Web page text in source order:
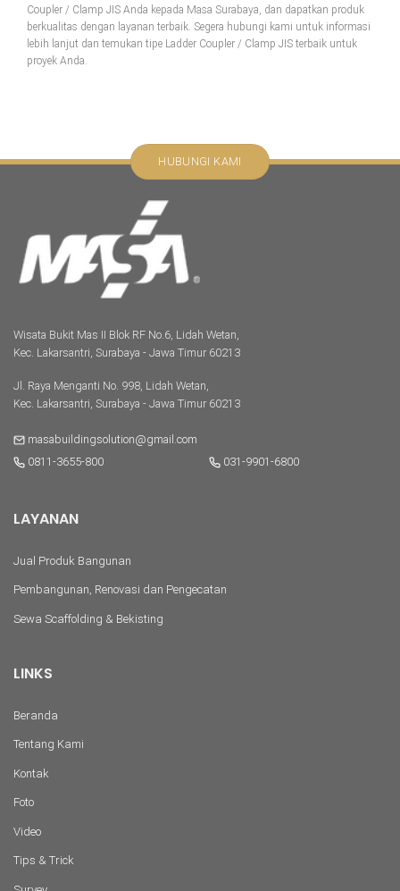
Coupler / Clamp JIS Anda kepada Masa Surabaya, dan dapatkan produk
berkualitas dengan layanan terbaik. Segera hubungi kami untuk informasi
lebih lanjut dan temukan tipe Ladder Coupler / Clamp JIS terbaik untuk
proyek Anda.
Wisata Bukit Mas II Blok RF No.6, Lidah Wetan,
Kec. Lakarsantri, Surabaya - Jawa Timur 60213
Jl. Raya Menganti No. 998, Lidah Wetan,
Kec. Lakarsantri, Surabaya - Jawa Timur 60213
masabuildingsolution@gmail.com
0811-3655-800
031-9901-6800
LAYANAN
Jual Produk Bangunan
Pembangunan, Renovasi dan Pengecatan
Sewa Scaffolding & Bekisting
LINKS
Beranda
Tentang Kami
Kontak
Foto
Video
Tips & Trick
HUBUNGI KAMI